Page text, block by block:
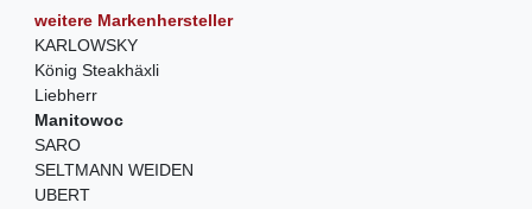
weitere Markenhersteller
KARLOWSKY
König Steakhäxli
Liebherr
Manitowoc
SARO
SELTMANN WEIDEN
UBERT